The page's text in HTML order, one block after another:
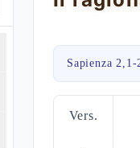
Sapienza 2,1-
Vers.